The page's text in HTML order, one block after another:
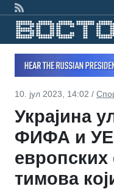
10. јул 2023, 14:02 /
Украјина
ФИФА и
тимова